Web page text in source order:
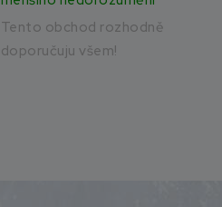
Tento obchod rozhodně
doporučuju všem!